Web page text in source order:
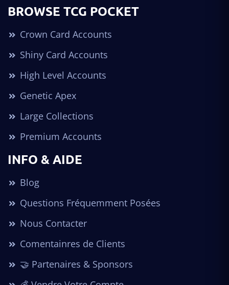
BROWSE TCG POCKET
Crown Card Accounts
Shiny Card Accounts
High Level Accounts
Genetic Apex
Large Collections
Premium Accounts
INFO & AIDE
Blog
Questions Fréquemment Posées
Nous Contacter
Comentainres de Clients
🤝 Partenaires & Sponsors